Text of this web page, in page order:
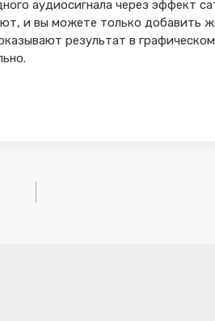
аудиосигнала через эффект
и вы можете только добавить
результат в